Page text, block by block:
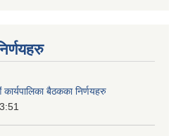
बैठकका निर्णयहरु